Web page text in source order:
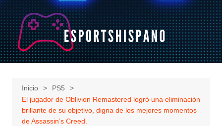
Saltar
al
contenido
Inicio
PS5
El jugador de Oblivion Remastered logró una eliminación
brillante de su objetivo, digna de los mejores momentos
de Assassin’s Creed.